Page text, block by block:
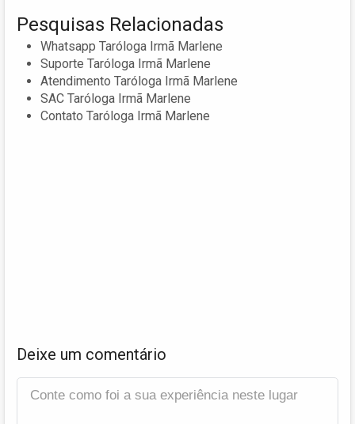
Pesquisas Relacionadas
Whatsapp Taróloga Irmã Marlene
Suporte Taróloga Irmã Marlene
Atendimento Taróloga Irmã Marlene
SAC Taróloga Irmã Marlene
Contato Taróloga Irmã Marlene
Deixe um comentário